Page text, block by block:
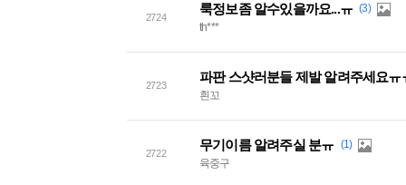
2724
룩정보좀 알수있을까요...ㅠ (3)
th***
2723
파판 스샷러분들 제발 알려주세요ㅠ
흰꼬
2722
무기이름 알려주실 분ㅠ (1)
육중구